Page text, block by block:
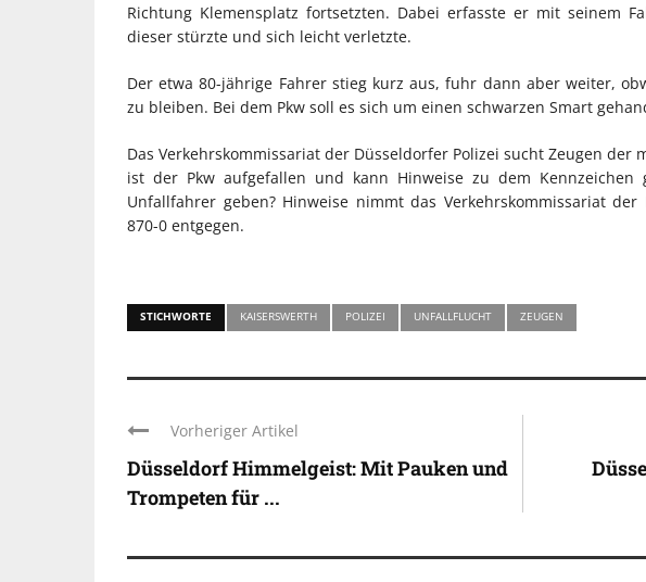
Richtung Klemensplatz fortsetzten. Dabei erfasste er mit seinem
dieser stürzte und sich leicht verletzte.
Der etwa 80-jährige Fahrer stieg kurz aus, fuhr dann aber weiter,
zu bleiben. Bei dem Pkw soll es sich um einen schwarzen Smart
Das Verkehrskommissariat der Düsseldorfer Polizei sucht Zeugen
ist der Pkw aufgefallen und kann Hinweise zu dem Kennzeichen
Unfallfahrer geben? Hinweise nimmt das Verkehrskommissariat
870-0 entgegen.
STICHWORTE KAISERSWERTH POLIZEI UNFALLFLUCHT ZEUGEN
Vorheriger Artikel
Düsseldorf Himmelgeist: Mit Pauken und
Trompeten für ...